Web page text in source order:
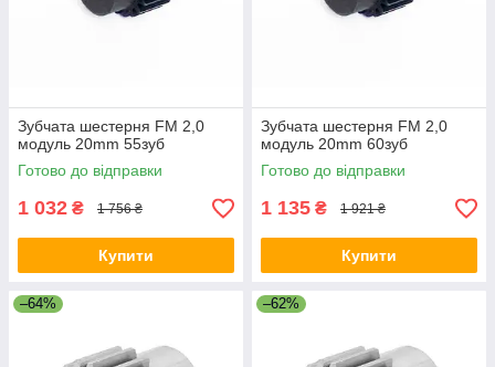
Зубчата шестерня FM 2,0
модуль 20mm 55зуб
Готово до відправки
1 032 ₴ 1 756 ₴
Купити
Зубчата шестерня FM 2,0
модуль 20mm 60зуб
Готово до відправки
1 135 ₴ 1 921 ₴
Купити
–64% –62%